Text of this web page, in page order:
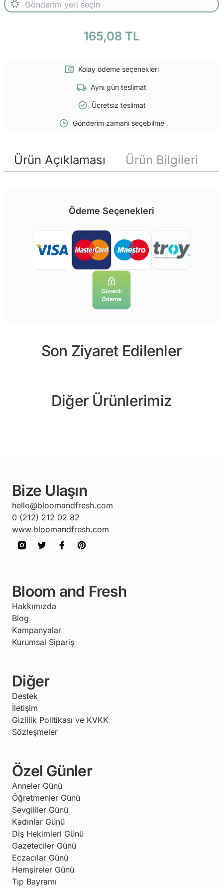
165,08 TL
Kolay ödeme seçenekleri
Aynı gün teslimat
Ücretsiz teslimat
Gönderim zamanı seçebilme
Ürün Açıklaması Ürün Bilgileri
Ödeme Seçenekleri
Son Ziyaret Edilenler
Diğer Ürünlerimiz
Bize Ulaşın
hello@bloomandfresh.com
0 (212) 212 02 82
www.bloomandfresh.com
Bloom and Fresh
Hakkımızda
Blog
Kampanyalar
Kurumsal Sipariş
Diğer
Destek
İletişim
Gizlilik Politikası ve KVKK
Sözleşmeler
Özel Günler
Anneler Günü
Öğretmenler Günü
Sevgililer Günü
Kadınlar Günü
Diş Hekimleri Günü
Gazeteciler Günü
Eczacılar Günü
Hemşireler Günü
Tıp Bayramı